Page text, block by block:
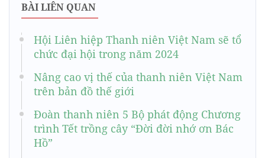
BÀI LIÊN QUAN
Hội Liên hiệp Thanh niên Việt Nam sẽ tổ
chức đại hội trong năm 2024
Nâng cao vị thế của thanh niên Việt Nam
trên bản đồ thế giới
Đoàn thanh niên 5 Bộ phát động Chương
trình Tết trồng cây “Đời đời nhớ ơn Bác
Hồ”